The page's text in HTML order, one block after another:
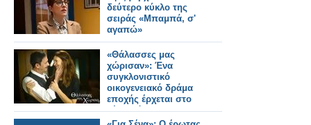
δεύτερο κύκλο της
σειράς «Μπαμπά, σ'
αγαπώ»
«Θάλασσες μας
χώρισαν»: Ένα
συγκλονιστικό
οικογενειακό δράμα
εποχής έρχεται στο
νέο πρόγραμμα της
ΕΡΤ